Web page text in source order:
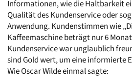
Informationen, wie die Haltbarkeit
Qualität des Kundenservice oder
Anwendung. Kundenstimmen wie
Kaffeemaschine beträgt nur 6
Kundenservice war unglaublich
sind Gold wert, um eine informierte
Wie Oscar Wilde einmal sagte: